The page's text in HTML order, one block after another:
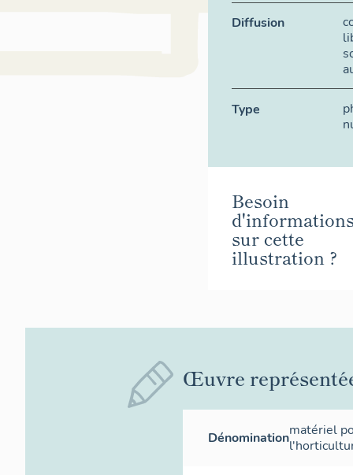
Diffusion
Type
Besoin
sur cette
illustration ?
Œuvre
Dénominationmatériel